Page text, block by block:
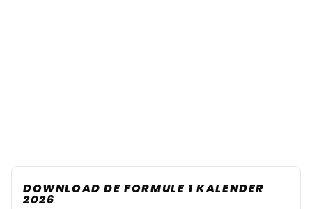
DOWNLOAD DE FORMULE 1 KALENDER
2026